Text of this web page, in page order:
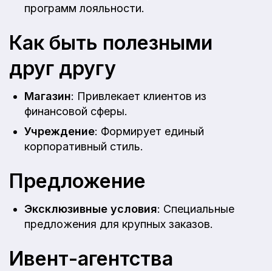
программ лояльности.
Как быть полезными
друг другу
Магазин: Привлекает клиентов из
финансовой сферы.
Учреждение: Формирует единый
корпоративный стиль.
Предложение
Эксклюзивные условия: Специальные
предложения для крупных заказов.
Ивент-агентства